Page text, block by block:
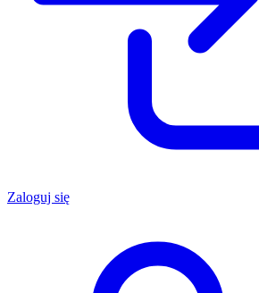
Zaloguj się